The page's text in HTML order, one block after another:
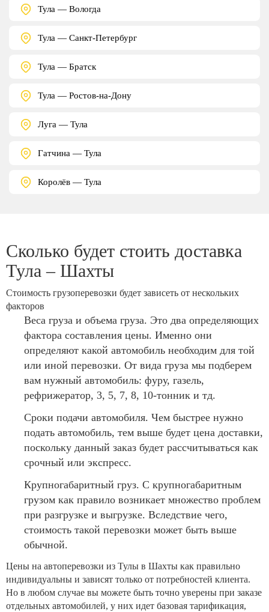
Тула — Вологда
Тула — Санкт-Петербург
Тула — Братск
Тула — Ростов-на-Дону
Луга — Тула
Гатчина — Тула
Королёв — Тула
Сколько будет стоить доставка
Тула – Шахты
Стоимость грузоперевозки будет зависеть от нескольких
факторов
Веса груза и объема груза. Это два определяющих
фактора составления цены. Именно они
определяют какой автомобиль необходим для той
или иной перевозки. От вида груза мы подберем
вам нужный автомобиль: фуру, газель,
рефрижератор, 3, 5, 7, 8, 10-тонник и тд.
Сроки подачи автомобиля. Чем быстрее нужно
подать автомобиль, тем выше будет цена доставки,
поскольку данный заказ будет рассчитываться как
срочный или экспресс.
Крупногабаритный груз. С крупногабаритным
грузом как правило возникает множество проблем
при разгрузке и выгрузке. Вследствие чего,
стоимость такой перевозки может быть выше
обычной.
Цены на автоперевозки из Тулы в Шахты как правильно
индивидуальны и зависят только от потребностей клиента.
Но в любом случае вы можете быть точно уверены при заказе
отдельных автомобилей, у них идет базовая тарификация,